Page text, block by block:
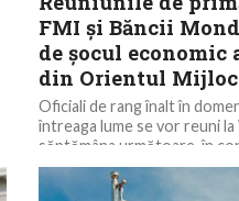
FMI și Băncii
de șocul economic
din Orientul
Oficiali de rang înalt în
întreaga lume se vor reuni
săptămâna următoare, în
din Orientul...